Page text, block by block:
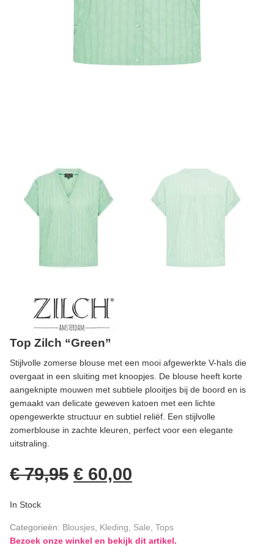
Top Zilch “Green”
Stijlvolle zomerse blouse met een mooi afgewerkte V-hals die
overgaat in een sluiting met knoopjes. De blouse heeft korte
aangeknipte mouwen met subtiele plooitjes bij de boord en is
gemaakt van delicate geweven katoen met een lichte
opengewerkte structuur en subtiel reliëf. Een stijlvolle
zomerblouse in zachte kleuren, perfect voor een elegante
uitstraling.
€79,95 € 60,00
In Stock
Categorieën: Blousjes Kleding Sale Tops
Bezoek onze winkel en bekijk dit artikel.